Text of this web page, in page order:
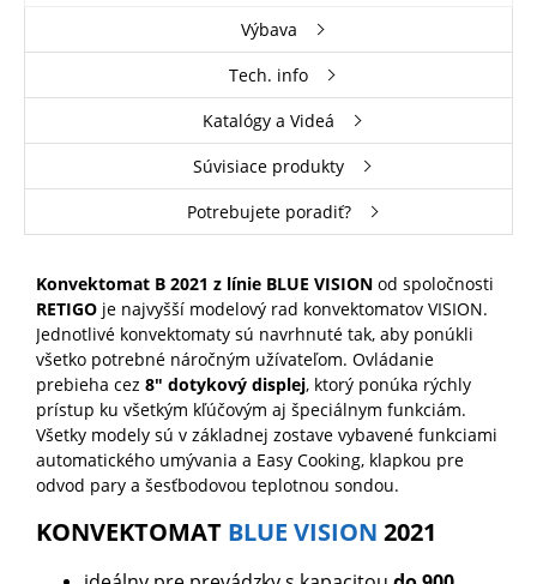
Výbava
Tech. info
Katalógy a Videá
Súvisiace produkty
Potrebujete poradiť?
Konvektomat B 2021 z línie BLUE VISIONod spoločnosti
RETIGO je najvyšší modelový rad konvektomatov VISION.
Jednotlivé konvektomaty sú navrhnuté tak, aby ponúkli
všetko potrebné náročným užívateľom. Ovládanie
prebieha cez 8" dotykový displej, ktorý ponúka rýchly
prístup ku všetkým kľúčovým aj špeciálnym funkciám.
Všetky modely sú v základnej zostave vybavené funkciami
automatického umývania a Easy Cooking, klapkou pre
odvod pary a šesťbodovou teplotnou sondou.
KONVEKTOMAT BLUE VISION 2021